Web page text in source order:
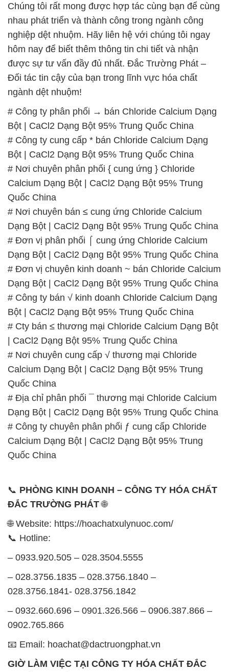
Chúng tôi rất mong được hợp tác cùng bạn để cùng
nhau phát triển và thành công trong ngành công
nghiệp dệt nhuộm. Hãy liên hệ với chúng tôi ngay
hôm nay để biết thêm thông tin chi tiết và nhận
được sự tư vấn đầy đủ nhất. Đắc Trường Phát –
Đối tác tin cậy của bạn trong lĩnh vực hóa chất
ngành dệt nhuộm!
# Công ty phân phối → bán Chloride Calcium Dạng
Bột | CaCl2 Dạng Bột 95% Trung Quốc China
# Công ty cung cấp * bán Chloride Calcium Dạng
Bột | CaCl2 Dạng Bột 95% Trung Quốc China
# Nơi chuyên phân phối { cung ứng } Chloride
Calcium Dạng Bột | CaCl2 Dạng Bột 95% Trung
Quốc China
# Nơi chuyên bán ≤ cung ứng Chloride Calcium
Dạng Bột | CaCl2 Dạng Bột 95% Trung Quốc China
# Đơn vị phân phối ⌠ cung ứng Chloride Calcium
Dạng Bột | CaCl2 Dạng Bột 95% Trung Quốc China
# Đơn vị chuyên kinh doanh ~ bán Chloride Calcium
Dạng Bột | CaCl2 Dạng Bột 95% Trung Quốc China
# Công ty bán √ kinh doanh Chloride Calcium Dạng
Bột | CaCl2 Dạng Bột 95% Trung Quốc China
# Cty bán ≤ thương mại Chloride Calcium Dạng Bột
| CaCl2 Dạng Bột 95% Trung Quốc China
# Nơi chuyên cung cấp √ thương mại Chloride
Calcium Dạng Bột | CaCl2 Dạng Bột 95% Trung
Quốc China
# Địa chỉ phân phối ¯ thương mại Chloride Calcium
Dạng Bột | CaCl2 Dạng Bột 95% Trung Quốc China
# Công ty chuyên phân phối ƒ cung cấp Chloride
Calcium Dạng Bột | CaCl2 Dạng Bột 95% Trung
Quốc China
📞 PHÒNG KINH DOANH – CÔNG TY HÓA CHẤT
ĐẮC TRƯỜNG PHÁT🌐
🌐 Website: https://hoachatxulynuoc.com/
📞 Hotline:
– 0933.920.505 – 028.3504.5555
– 028.3756.1835 – 028.3756.1840 –
028.3756.1841- 028.3756.1842
– 0932.660.696 – 0901.326.566 – 0906.387.866 –
0902.765.866
📧 Email: hoachat@dactruongphat.vn
GIỜ LÀM VIỆC TẠI CÔNG TY HÓA CHẤT ĐẮC